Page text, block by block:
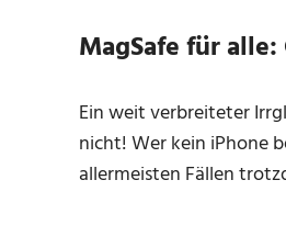
MagSafe für
Ein weit verbreiteter
nicht! Wer kein iPhone
allermeisten Fällen